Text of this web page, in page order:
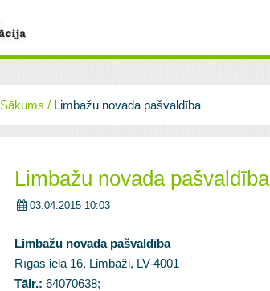
Sākums / Limbažu novada pašvaldība
Limbažu novada pašvaldība
03.04.2015 10:03
Limbažu novada pašvaldība
Rīgas ielā 16, Limbaži, LV-4001
Tālr.: 64070638;